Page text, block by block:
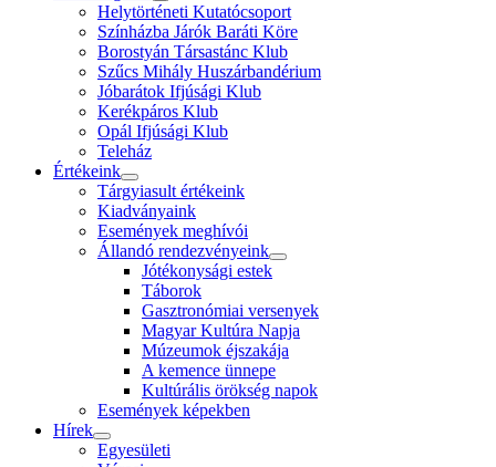
Helytörténeti Kutatócsoport
Színházba Járók Baráti Köre
Borostyán Társastánc Klub
Szűcs Mihály Huszárbandérium
Jóbarátok Ifjúsági Klub
Kerékpáros Klub
Opál Ifjúsági Klub
Teleház
Értékeink
Tárgyiasult értékeink
Kiadványaink
Események meghívói
Állandó rendezvényeink
Jótékonysági estek
Táborok
Gasztronómiai versenyek
Magyar Kultúra Napja
Múzeumok éjszakája
A kemence ünnepe
Kultúrális örökség napok
Események képekben
Hírek
Egyesületi